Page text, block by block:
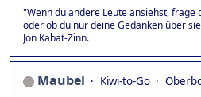
"Wenn du andere Leute ansiehst, frage
oder ob du nur deine Gedanken über
Jon Kabat-Zinn.
Maubel Kiwi-to-Go